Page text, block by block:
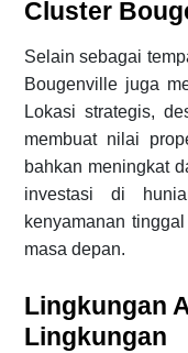
Cluster
Selain sebagai
Bougenville juga
Lokasi strategis,
membuat nilai
bahkan meningkat
investasi di
kenyamanan
masa depan.
Lingkungan
Lingkungan